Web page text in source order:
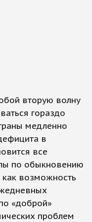
вторую волну
гораздо
медленно
в
все
по обыкновению
возможность
«доброй»
проблем